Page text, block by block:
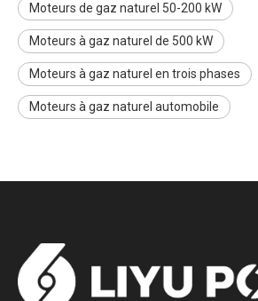
Moteurs de gaz naturel 50-200 kW
Moteurs à gaz naturel de 500 kW
Moteurs à gaz naturel en trois phases
Moteurs à gaz naturel automobile